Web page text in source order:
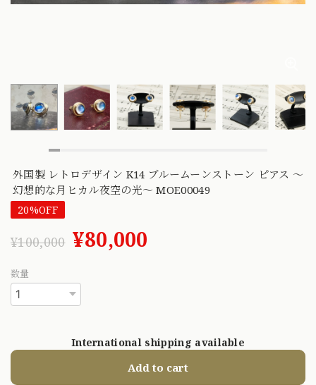
外国製 レトロデザイン K14 ブルームーンストーン ピアス 〜
幻想的な月ヒカル夜空の光〜 MOE00049
20%OFF
¥100,000 ¥80,000
数量
International shipping available
Add to cart